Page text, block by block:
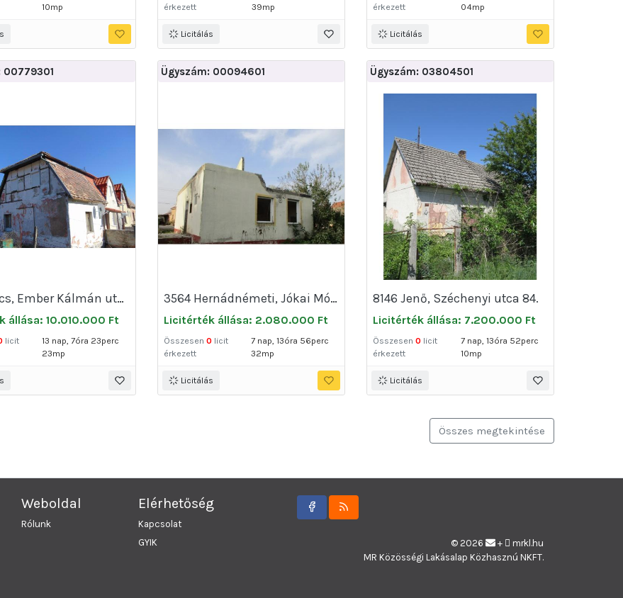
10mp
érkezett
39mp
Licitálás
érkezett
04mp
Licitálás
00779301
7628 Pécs, Ember Kálmán utca 14/4.
állása: 10.010.000 Ft
licit
13 nap, 7óra 23perc
23mp
Ügyszám: 00094601
3564 Hernádnémeti, Jókai Mór utca 23.
Licitérték állása: 2.080.000 Ft
Összesen 0 licit
érkezett
7 nap, 13óra 56perc
32mp
Licitálás
Ügyszám: 03804501
8146 Jenő, Széchenyi utca 84.
Licitérték állása: 7.200.000 Ft
Összesen 0 licit
érkezett
7 nap, 13óra 52perc
10mp
Licitálás
Összes megtekintése
Weboldal
Rólunk
Elérhetőség
Kapcsolat
GYIK
© 2026 +
mrkl.hu
MR Közösségi Lakásalap Közhasznú NKFT.